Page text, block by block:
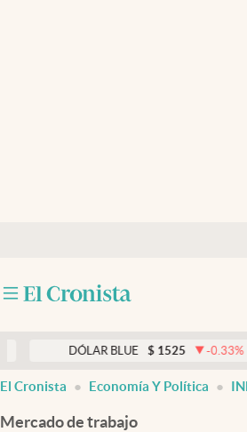
DÓLAR BLUE $ 1525 -0.33%
El Cronista Economía Y Política
Mercado de trabajo